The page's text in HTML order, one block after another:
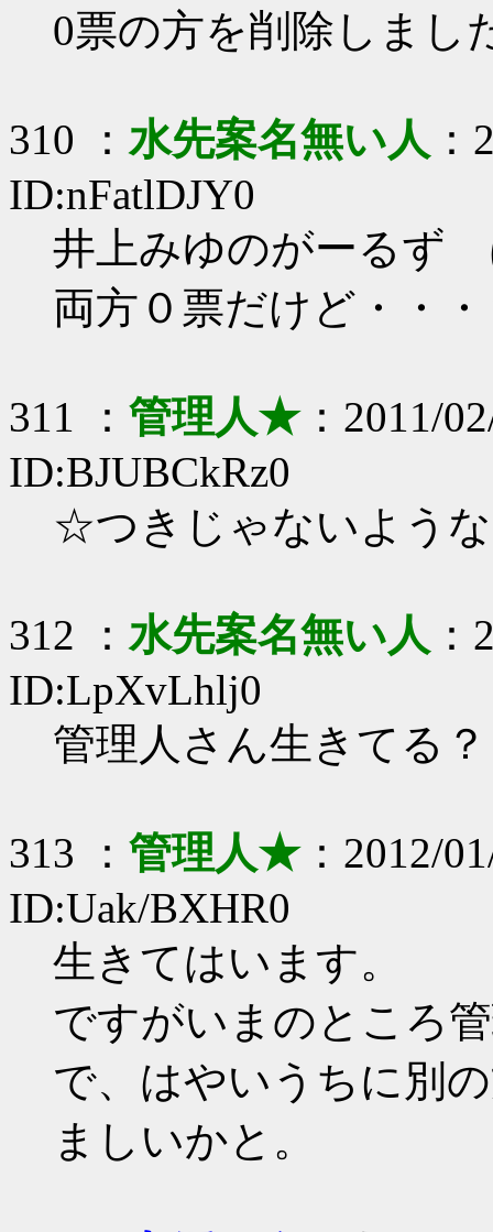
0票の方を削除しまし
310 ：水先案名無い人
ID:nFatlDJY0
井上みゆのがーるず
両方０票だけど・・
311 ： 管理人★：2011/
ID:BJUBCkRz0
☆つきじゃないよう
312 ：水先案名無い人
ID:LpXvLhlj0
管理人さん生きてる？
313 ： 管理人★：2012/
ID:Uak/BXHR0
生きてはいます。
ですがいまのところ
で、はやいうちに別
ましいかと。